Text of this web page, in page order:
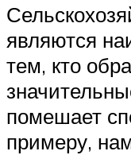
являются
тем, кто
помешает
примеру,